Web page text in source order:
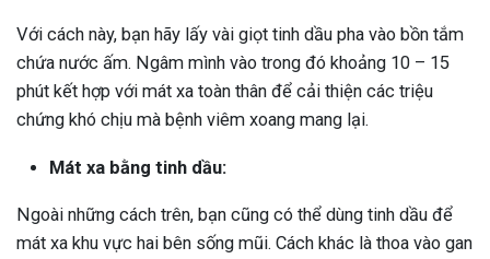
Với cách này, bạn hãy lấy vài giọt tinh dầu pha vào bồn tắm
chứa nước ấm. Ngâm mình vào trong đó khoảng 10 – 15
phút kết hợp với mát xa toàn thân để cải thiện các triệu
chứng khó chịu mà bệnh viêm xoang mang lại.
Mát xa bằng tinh dầu:
Ngoài những cách trên, bạn cũng có thể dùng tinh dầu để
mát xa khu vực hai bên sống mũi. Cách khác là thoa vào gan